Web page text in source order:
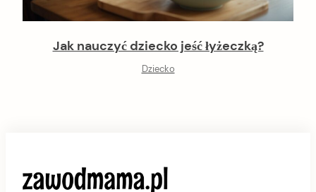
Jak nauczyć dziecko jeść łyżeczką?
Dziecko